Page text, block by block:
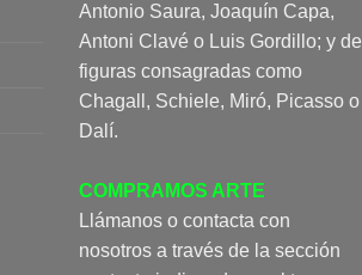
Antonio Saura, Joaquín Capa,
Antoni Clavé o Luis Gordillo; y de
figuras consagradas como
Chagall, Schiele, Miró, Picasso o
Dalí.
COMPRAMOS ARTE
Llámanos o contacta con
nosotros a través de la sección